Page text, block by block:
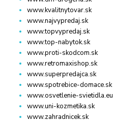
www.kvalitnytovar.sk
www.najvypredaj.sk
www.topvypredaj.sk
www.top-nabytok.sk
www.proti-skodcom.sk
www.retromaxishop.sk
www.superpredajca.sk
www.spotrebice-domace.sk
www.osvetlenie-svietidla.eu
www.uni-kozmetika.sk
www.zahradnicek.sk